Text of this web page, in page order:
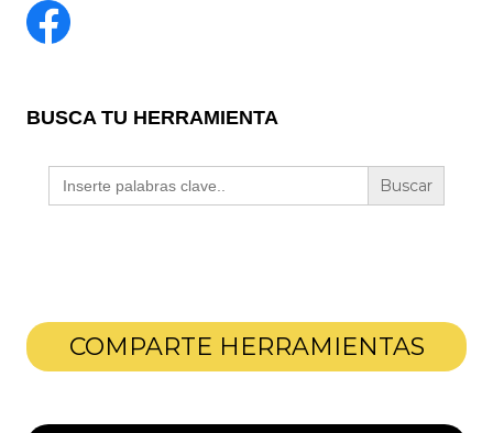
BUSCA TU HERRAMIENTA
Buscar:
COMPARTE HERRAMIENTAS